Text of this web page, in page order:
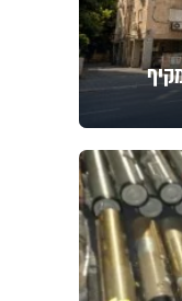
מקיף